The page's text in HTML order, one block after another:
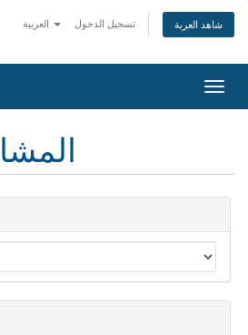
تسجيل الدخول شاهد العربة
تبديل
التنقل